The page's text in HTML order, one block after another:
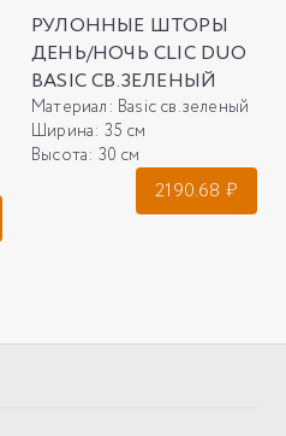
РУЛОННЫЕ ШТОРЫ
ДЕНЬ/НОЧЬ CLIC DUO
BASIC СВ.ЗЕЛЕНЫЙ
Материал: Basic св.зеленый
Ширина: 35 см
Высота: 30 см
2190.68 ₽